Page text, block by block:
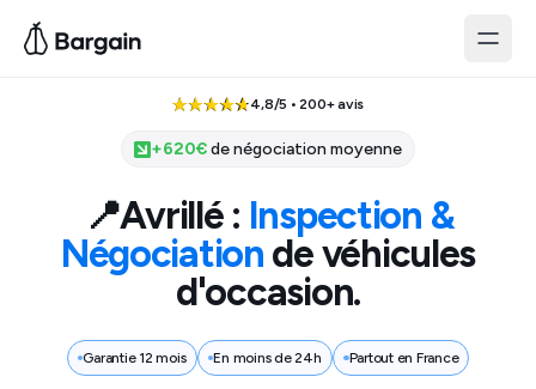
4,8/5 • 200+ avis
+620€de négociation moyenne
📍Avrillé: Inspection &
Négociation de véhicules
d'occasion.
Garantie 12 mois En moins de 24h Partout en France